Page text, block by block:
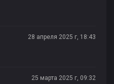
28 апреля 2025 г, 18:43
25 марта 2025 г, 09:32